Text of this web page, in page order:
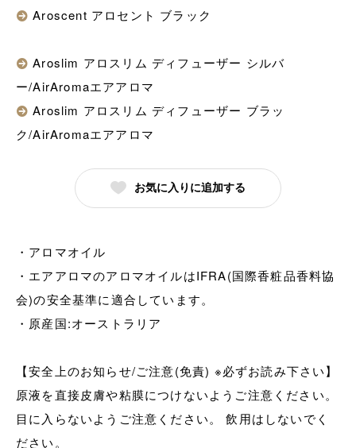
Aroscent アロセント ブラック
Aroslim アロスリム ディフューザー シルバ
ー/AirAromaエアアロマ
Aroslim アロスリム ディフューザー ブラッ
ク/AirAromaエアアロマ
お気に入りに追加する
・アロマオイル
・エアアロマのアロマオイルはIFRA(国際香粧品香料協
会)の安全基準に適合しています。
・原産国:オーストラリア
【安全上のお知らせ/ご注意(免責) ※必ずお読み下さい】
原液を直接皮膚や粘膜につけないようご注意ください。
目に入らないようご注意ください。 飲用はしないでく
ださい。